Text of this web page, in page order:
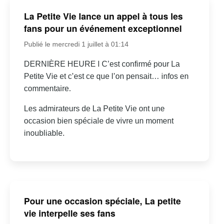
La Petite Vie lance un appel à tous les
fans pour un événement exceptionnel
Publié le mercredi 1 juillet à 01:14
DERNIÈRE HEURE l C’est confirmé pour La
Petite Vie et c’est ce que l’on pensait… infos en
commentaire.
Les admirateurs de La Petite Vie ont une
occasion bien spéciale de vivre un moment
inoubliable.
Pour une occasion spéciale, La petite
vie interpelle ses fans